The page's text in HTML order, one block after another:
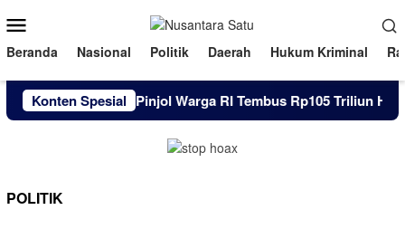
ke
kontenMobile
Beranda Nasional Politik Daerah Hukum Kriminal
Konten SpesialUtang Pinjol Warga RI Tembus Rp105 Triliun
POLITIK